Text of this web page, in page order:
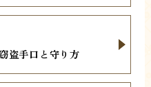
盗手口と守り方